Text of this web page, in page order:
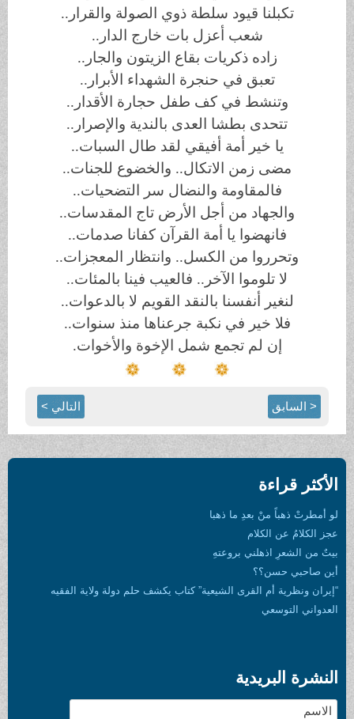
تكبلنا قيود سلطة ذوي الصولة والقرار..
شعب أعزل بات خارج الدار..
زاده ذكريات بقاع الزيتون والجار..
تعبق في حنجرة الشهداء الأبرار..
وتنشط في كف طفل حجارة الأقدار..
تتحدى بطشا العدى بالندية والإصرار..
يا خير أمة أفيقي لقد طال السبات..
مضى زمن الاتكال.. والخضوع للجنات..
فالمقاومة والنضال سر التضحيات..
والجهاد من أجل الأرض تاج المقدسات..
فانهضوا يا أمة القرآن كفانا صدمات..
وتحرروا من الكسل.. وانتظار المعجزات..
لا تلوموا الآخر.. فالعيب فينا بالمئات..
لنغير أنفسنا بالنقد القويم لا بالدعوات..
فلا خير في نكبة جرعناها منذ سنوات..
إن لم تجمع شمل الإخوة والأخوات.
< السابق التالي >
الأكثر قراءة
لو أمطرتْ ذهباً منْ بعدِ ما ذهبا
عجز الكلامُ عن الكلام
بيتٌ من الشعرِ اذهلني بروعتهِ
أين صاحبي حسن؟؟
“إيران ونظرية أم القرى الشيعية” كتاب يكشف حلم دولة ولاية الفقيه
العدواني التوسعي
النشرة البريدية